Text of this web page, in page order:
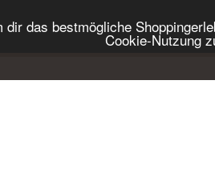
das bestmögliche
Cookie-Nutzung